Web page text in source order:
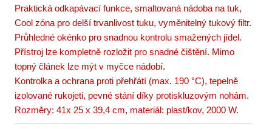
Praktická odkapávací funkce, smaltovaná nádoba na tuk,
Cool zóna pro delší trvanlivost tuku, vyměnitelný tukový filtr.
Průhledné okénko pro snadnou kontrolu smažených jídel.
Přístroj lze kompletně rozložit pro snadné čištění. Mimo
topný článek lze mýt v myčce nádobí.
Kontrolka a ochrana proti přehřátí (max. 190 °C), tepelně
izolované rukojeti, pevné stání díky protiskluzovým nohám.
Rozměry: 41x 25 x 39,4 cm, materiál: plast/kov, 2000 W.